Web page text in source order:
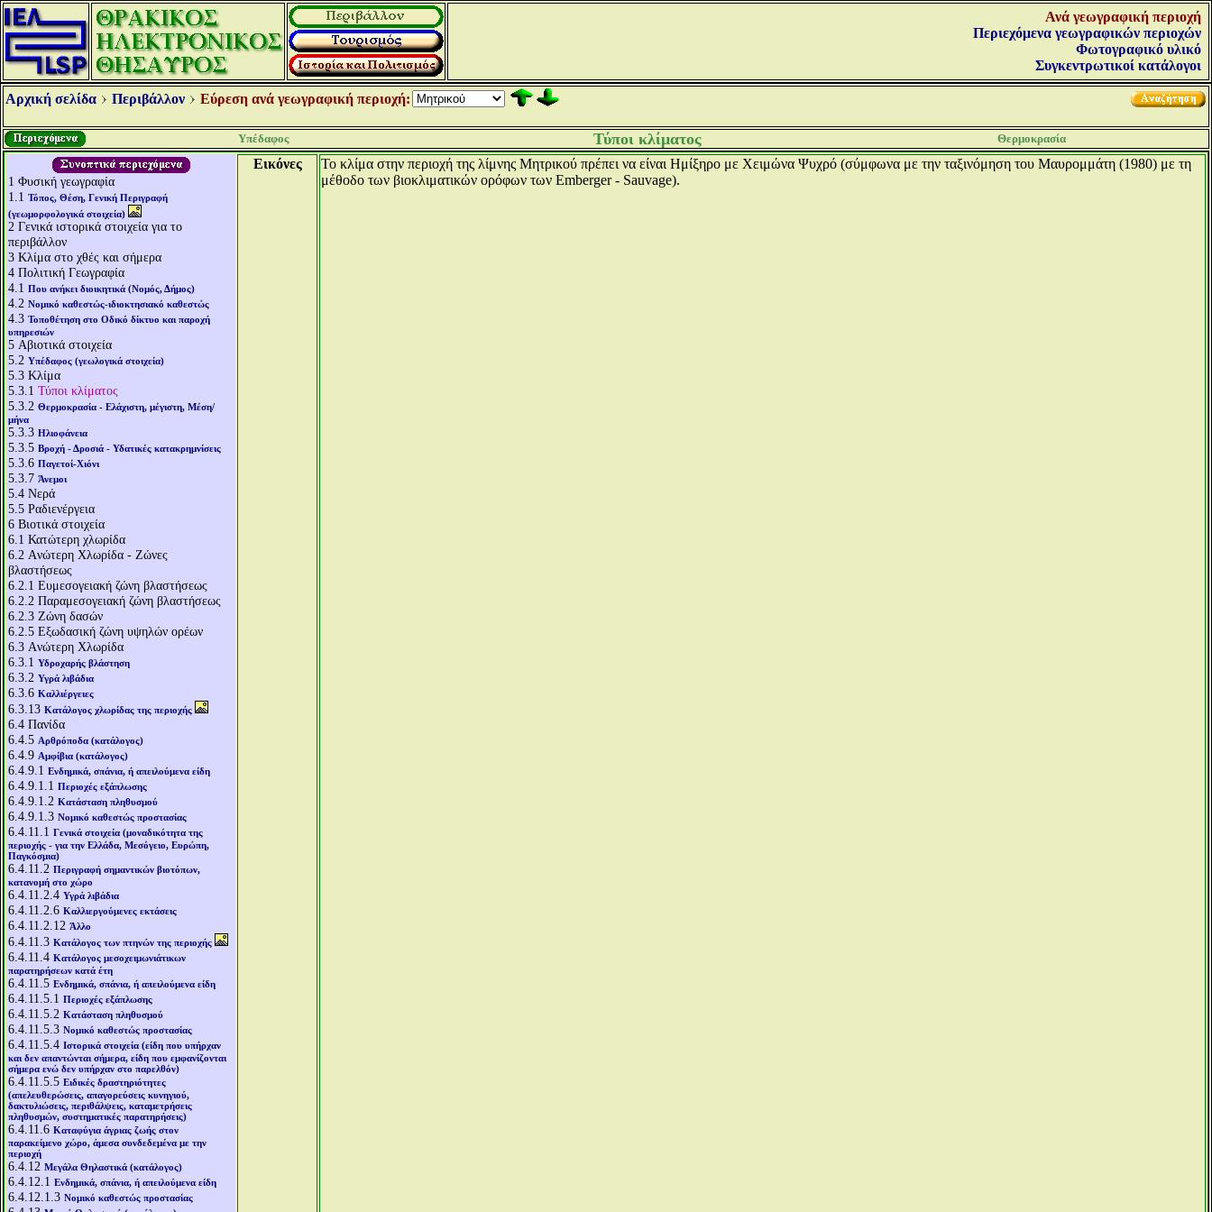
Ανά γεωγραφική περιοχή
Περιεχόμενα γεωγραφικών περιοχών
Φωτογραφικό υλικό
Συγκεντρωτικοί κατάλογοι
Αρχική σελίδα Περιβάλλον Εύρεση ανά γεωγραφική περιοχή:
Υπέδαφος Τύποι κλίματος Θερμοκρασία
1 Φυσική γεωγραφία
1.1 Τόπος, Θέση, Γενική Περιγραφή
(γεωμορφολογικά στοιχεία)
2 Γενικά ιστορικά στοιχεία για το
περιβάλλον
3 Κλίμα στο χθές και σήμερα
4 Πολιτική Γεωγραφία
4.1 Που ανήκει διοικητικά (Νομός, Δήμος)
4.2 Νομικό καθεστώς-ιδιοκτησιακό καθεστώς
4.3 Τοποθέτηση στο Οδικό δίκτυο και παροχή
υπηρεσιών
5 Αβιοτικά στοιχεία
5.2 Υπέδαφος (γεωλογικά στοιχεία)
5.3 Κλίμα
5.3.1 Τύποι κλίματος
5.3.2 Θερμοκρασία - Ελάχιστη, μέγιστη, Μέση/
μήνα
5.3.3 Ηλιοφάνεια
5.3.5 Βροχή - Δροσιά - Υδατικές κατακρημνίσεις
5.3.6 Παγετοί-Χιόνι
5.3.7 Άνεμοι
5.4 Νερά
5.5 Ραδιενέργεια
6 Βιοτικά στοιχεία
6.1 Κατώτερη χλωρίδα
6.2 Aνώτερη Χλωρίδα - Ζώνες
βλαστήσεως
6.2.1 Ευμεσογειακή ζώνη βλαστήσεως
6.2.2 Παραμεσογειακή ζώνη βλαστήσεως
6.2.3 Ζώνη δασών
6.2.5 Εξωδασική ζώνη υψηλών ορέων
6.3 Aνώτερη Χλωρίδα
6.3.1 Υδροχαρής βλάστηση
6.3.2 Υγρά λιβάδια
6.3.6 Καλλιέργειες
6.3.13 Κατάλογος χλωρίδας της περιοχής
6.4 Πανίδα
6.4.5 Αρθρόποδα (κατάλογος)
6.4.9 Αμφίβια (κατάλογος)
6.4.9.1 Ενδημικά, σπάνια, ή απειλούμενα είδη
6.4.9.1.1 Περιοχές εξάπλωσης
6.4.9.1.2 Κατάσταση πληθυσμού
6.4.9.1.3 Νομικό καθεστώς προστασίας
6.4.11.1 Γενικά στοιχεία (μοναδικότητα της
περιοχής - για την Ελλάδα, Μεσόγειο, Ευρώπη,
Παγκόσμια)
6.4.11.2 Περιγραφή σημαντικών βιοτόπων,
κατανομή στο χώρο
6.4.11.2.4 Υγρά λιβάδια
6.4.11.2.6 Καλλιεργούμενες εκτάσεις
6.4.11.2.12 Άλλο
6.4.11.3 Κατάλογος των πτηνών της περιοχής
6.4.11.4 Κατάλογος μεσοχειμωνιάτικων
παρατηρήσεων κατά έτη
6.4.11.5 Ενδημικά, σπάνια, ή απειλούμενα είδη
6.4.11.5.1 Περιοχές εξάπλωσης
6.4.11.5.2 Κατάσταση πληθυσμού
6.4.11.5.3 Νομικό καθεστώς προστασίας
6.4.11.5.4 Ιστορικά στοιχεία (είδη που υπήρχαν
και δεν απαντώνται σήμερα, είδη που εμφανίζονται
σήμερα ενώ δεν υπήρχαν στο παρελθόν)
6.4.11.5.5 Ειδικές δραστηριότητες
(απελευθερώσεις, απαγορεύσεις κυνηγιού,
δακτυλιώσεις, περιθάλψεις, καταμετρήσεις
πληθυσμών, συστηματικές παρατηρήσεις)
6.4.11.6 Καταφύγια άγριας ζωής στον
παρακείμενο χώρο, άμεσα συνδεδεμένα με την
περιοχή
6.4.12 Μεγάλα Θηλαστικά (κατάλογος)
6.4.12.1 Ενδημικά, σπάνια, ή απειλούμενα είδη
6.4.12.1.3 Νομικό καθεστώς προστασίας
Εικόνες
Το κλίμα στην περιοχή της λίμνης Μητρικού πρέπει να είναι Ημίξηρο με Χειμώνα Ψυχρό (σύμφωνα με την ταξινόμηση του Μαυρομμάτη (1980) με τη
μέθοδο των βιοκλιματικών ορόφων των Emberger - Sauvage).